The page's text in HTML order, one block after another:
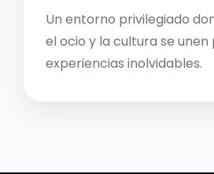
Un entorno privilegiado
el ocio y la cultura se unen
experiencias inolvidables.